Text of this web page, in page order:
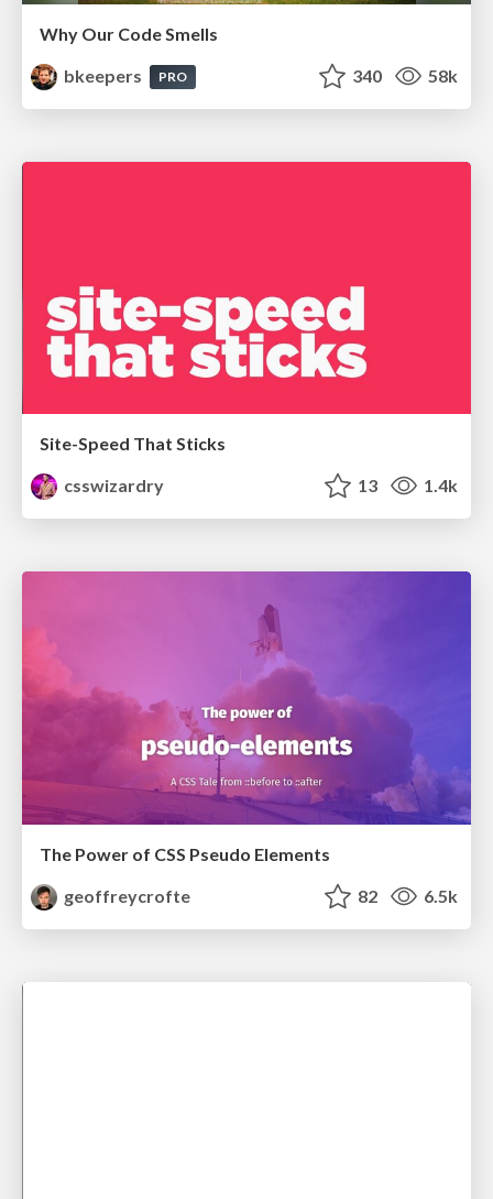
Why Our Code Smells
bkeepers
PRO 340 58k
Site-Speed That Sticks
csswizardry
13 1.4k
The Power of CSS Pseudo Elements
geoffreycrofte
82 6.5k